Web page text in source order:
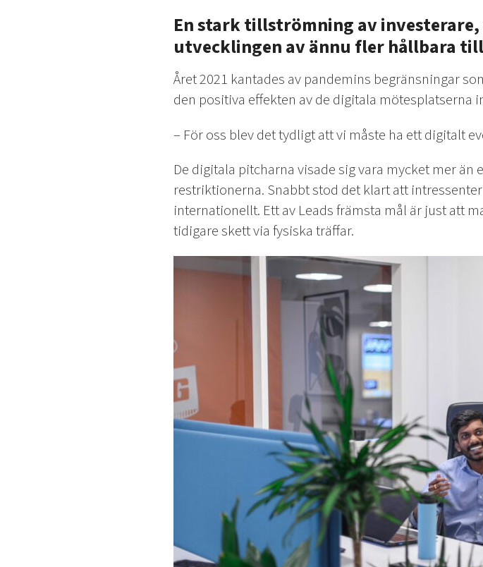
En stark tillströmning av
utvecklingen av ännu fler hållbara
Året 2021 kantades av pandemins begränsningar
den positiva effekten av de digitala mötesplatserna
– För oss blev det tydligt att vi måste ha ett digitalt
De digitala pitcharna visade sig vara mycket mer
restriktionerna. Snabbt stod det klart att
internationellt. Ett av Leads främsta mål är just att
tidigare skett via fysiska träffar.